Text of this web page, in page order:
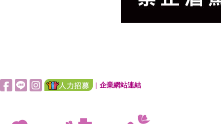
| 企業網站連結